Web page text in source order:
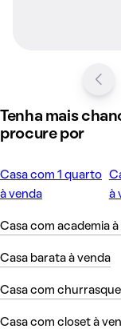
Tenha mais
procure por
Casa com 1 quarto
à venda
à
Casa com academia à
Casa barata à venda
Casa com
Casa com closet à